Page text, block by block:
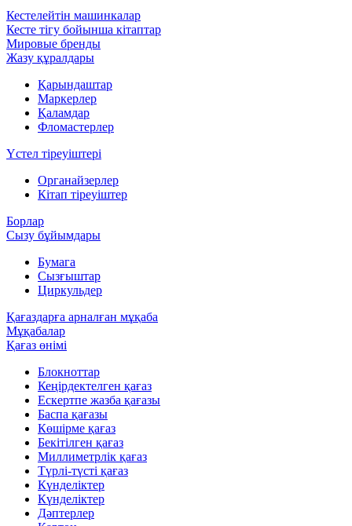
Кестелейтін машинкалар
Кесте тігу бойынша кітаптар
Мировые бренды
Жазу құралдары
Қарындаштар
Маркерлер
Қаламдар
Фломастерлер
Үстел тіреуіштері
Органайзерлер
Кітап тіреуіштер
Борлар
Сызу бұйымдары
Бумага
Сызғыштар
Циркульдер
Қағаздарға арналған мұқаба
Мұқабалар
Қағаз өнімі
Блокноттар
Кеңірдектелген қағаз
Ескертпе жазба қағазы
Баспа қағазы
Көшірме қағаз
Бекітілген қағаз
Миллиметрлік қағаз
Түрлі-түсті қағаз
Күнделіктер
Күнделіктер
Дәптерлер